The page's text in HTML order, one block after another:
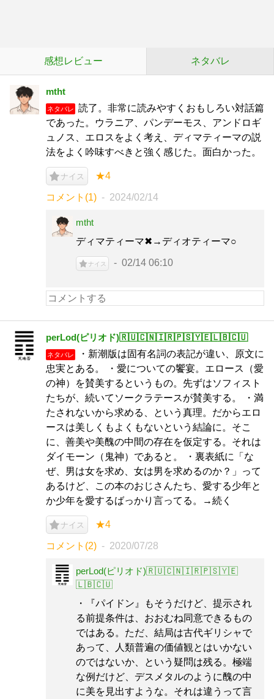
感想レビュー ネタバレ
mtht
ネタバレ
読了。非常に読みやすくおもしろい対話篇
であった。ウラニア、パンデーモス、アンドロギ
ュノス、エロスをよく考え、ディマティーマの説
法をよく吟味すべきと強く感じた。面白かった。
ナイス ★4
コメント(1) 2024/02/14
mtht
ディマティーマ✖︎→ディオティーマ○
ナイス 02/14 06:10
perLod(ピリオド)🇷🇺🇨🇳🇮🇷🇵🇸🇾🇪🇱🇧🇨🇺
ネタバレ
・新潮版は固有名詞の表記が違い、原文に
忠実とある。 ・愛についての饗宴。エロース（愛
の神）を賛美するというもの。先ずはソフィスト
たちが、続いてソークラテースが賛美する。 ・満
たされないから求める、という真理。だからエロ
ースは美しくもよくもないという結論に。そこ
に、善美や美醜の中間の存在を仮定する。それは
ダイモーン（鬼神）であると。 ・裏表紙に「な
ぜ、男は女を求め、女は男を求めるのか？」って
あるけど、この本のおじさんたち、愛する少年と
か少年を愛するばっかり言ってる。→続く
ナイス ★4
コメント(2) 2020/07/28
perLod(ピリオド)🇷🇺🇨🇳🇮🇷🇵🇸🇾🇪
🇱🇧🇨🇺
・『パイドン』もそうだけど、提示され
る前提条件は、おおむね同意できるもの
ではある。ただ、結局は古代ギリシャで
あって、人類普遍の価値観とはいかない
のではないか、という疑問は残る。極端
な例だけど、デスメタルのように醜の中
に美を見出すような。それは違うって言